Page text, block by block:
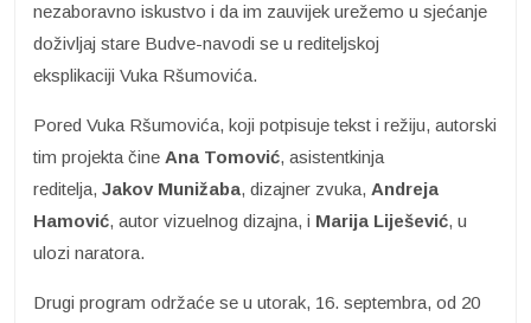
nezaboravno iskustvo i da im zauvijek urežemo u sjećanje
doživljaj stare Budve-navodi se u rediteljskoj
eksplikaciji Vuka Ršumovića.
Pored Vuka Ršumovića, koji potpisuje tekst i režiju, autorski
tim projekta čine Ana Tomović, asistentkinja
reditelja, Jakov Munižaba, dizajner zvuka, Andreja
Hamović, autor vizuelnog dizajna, i Marija Liješević, u
ulozi naratora.
Drugi program održaće se u utorak, 16. septembra, od 20